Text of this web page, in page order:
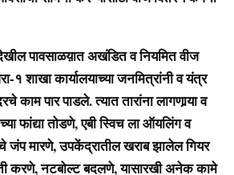
देखील पावसाळय़ात अखंडित व नियमित वीज
१ शाखा कार्यालयाच्या जनमित्रांनी व यंत्र
काम पार पाडले. त्यात तारांना लागणार्‍या व
फांद्या तोडणे, एबी स्विच ला ऑयलिंग व
जंप मारणे, उपकेंद्रातील खराब झालेल गियर
करणे, नटबोल्ट बदलणे, यासारखी अनेक कामे